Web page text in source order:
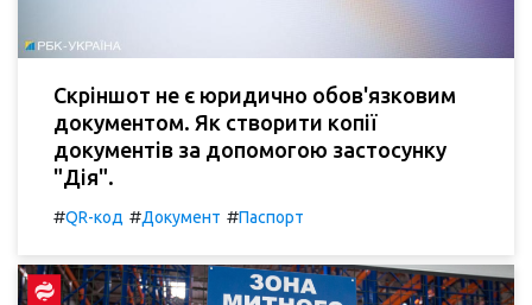
Скріншот не є юридично обов'язковим
документом. Як створити копії
документів за допомогою застосунку
"Дія".
#QR-код #Документ #Паспорт